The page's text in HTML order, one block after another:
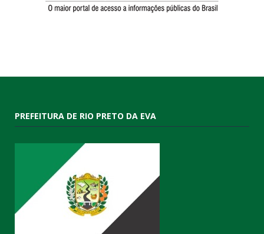
PREFEITURA DE RIO PRETO DA EVA